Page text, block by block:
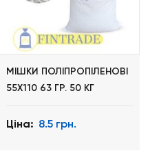
МІШКИ ПОЛІПРОПІЛЕНОВІ
55Х110 63 ГР. 50 КГ
Ціна: 8.5 грн.